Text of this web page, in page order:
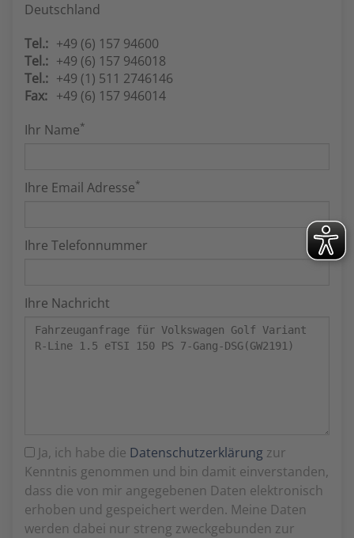
Deutschland
Tel.: +49 (6) 157 94600
Tel.: +49 (6) 157 946018
Tel.: +49 (1) 511 2746146
Fax: +49 (6) 157 946014
Ihr Name*
Ihre Email Adresse*
Ihre Telefonnummer
Ihre Nachricht
Ja, ich habe die Datenschutzerklärung zur
Kenntnis genommen und bin damit einverstanden,
dass die von mir angegebenen Daten elektronisch
erhoben und gespeichert werden. Meine Daten
werden dabei nur streng zweckgebunden zur